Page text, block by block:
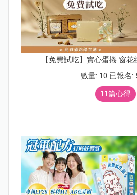
【免費試吃】實心蛋捲 窗
數量: 10 已報名:
11篇心得